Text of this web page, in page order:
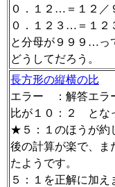
０．１２…＝１２／
０．１２３…＝１２
と分母が９９９…っ
どうしてだろう。
長方形の縦横の比
エラー ：解答エラ
比が１０：２ とな
★５：１のほうが約
後の計算が楽で、ま
たようです。
５：１を正解に加え